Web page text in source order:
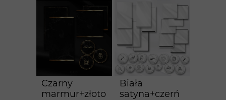
Czarny
marmur+złoto
Biała
satyna+czerń